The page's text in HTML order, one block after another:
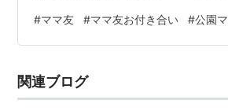
からずあると思う。 特に私と同じよう
い土地に住んでいるママたちは。子は
いるから、地域の人たちとの関わりも
ては”ママ友”に嫌悪感はない。 むしろ
#ママ友 #ママ友お付き合い #公園
関連ブログ